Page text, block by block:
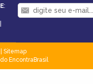
:
|
Sitemap
EncontraBrasil